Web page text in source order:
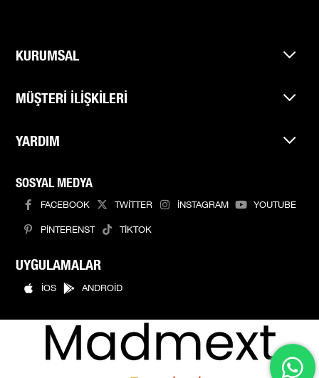
KURUMSAL
MÜŞTERİ İLİŞKİLERİ
YARDIM
SOSYAL MEDYA
FACEBOOK TWİTTER İNSTAGRAM
YOUTUBE
PİNTERENST
TİKTOK
UYGULAMALAR
İOS ANDROİD